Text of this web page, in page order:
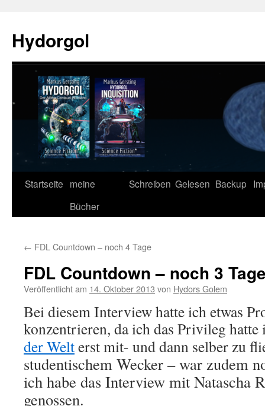
springen
Hydorgol
Startseite meine
Bücher
Schreiben Gelesen Backup
← FDL Countdown – noch 4 Tage
FDL Countdown – noch 3
Veröffentlicht am 14. Oktober 2013 von Hydors Golem
Bei diesem Interview hatte ich etwas
konzentrieren, da ich das Privileg hatte
der Welterst mit- und dann selber zu
studentischem Wecker – war zudem
ich habe das Interview mit Natascha
genossen.